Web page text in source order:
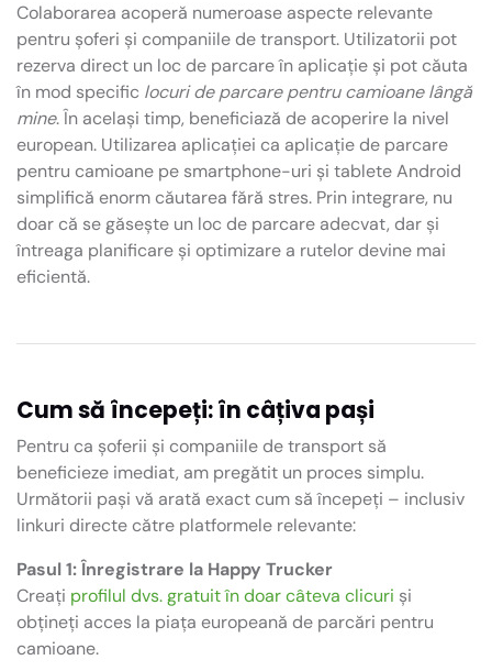
Colaborarea acoperă numeroase aspecte relevante
pentru șoferi și companiile de transport. Utilizatorii pot
rezerva direct un loc de parcare în aplicație și pot căuta
în mod specific locuri de parcare pentru camioane lângă
mine. În același timp, beneficiază de acoperire la nivel
european. Utilizarea aplicației ca aplicație de parcare
pentru camioane pe smartphone-uri și tablete Android
simplifică enorm căutarea fără stres. Prin integrare, nu
doar că se găsește un loc de parcare adecvat, dar și
întreaga planificare și optimizare a rutelor devine mai
eficientă.
Cum să începeți: în câțiva pași
Pentru ca șoferii și companiile de transport să
beneficieze imediat, am pregătit un proces simplu.
Următorii pași vă arată exact cum să începeți – inclusiv
linkuri directe către platformele relevante:
Pasul 1: Înregistrare la Happy Trucker
Creați profilul dvs. gratuit în doar câteva clicuri și
obțineți acces la piața europeană de parcări pentru
camioane.